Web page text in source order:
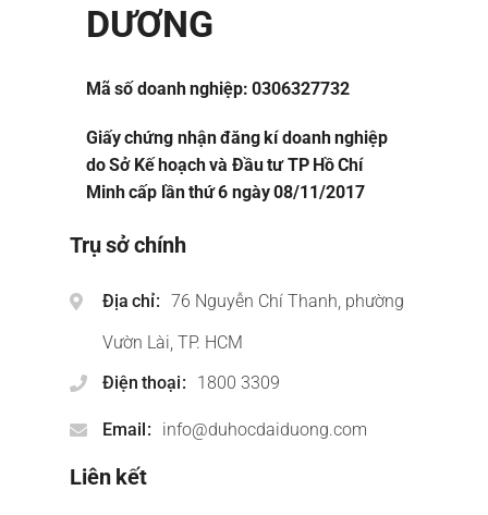
DƯƠNG
Mã số doanh nghiệp: 0306327732
Giấy chứng nhận đăng kí doanh nghiệp
do Sở Kế hoạch và Đầu tư TP Hồ Chí
Minh cấp lần thứ 6 ngày 08/11/2017
Trụ sở chính
Địa chỉ
76 Nguyễn Chí Thanh, phường
Vườn Lài, TP. HCM
Điện thoại
1800 3309
Email info@duhocdaiduong.com
Liên kết